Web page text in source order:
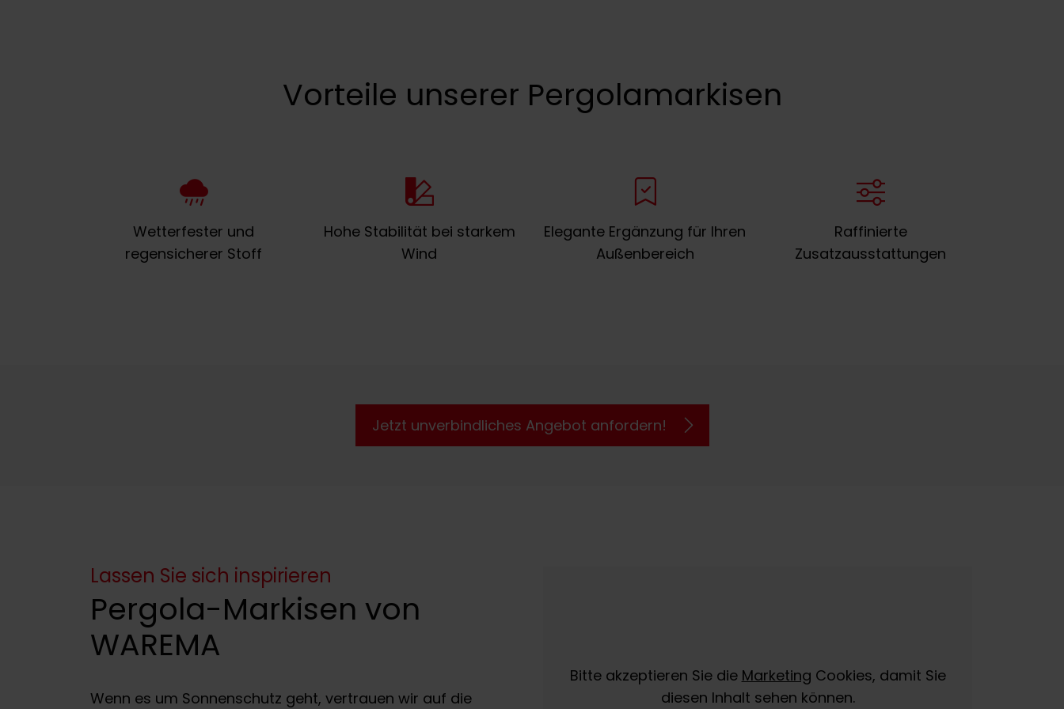
Vorteile unserer Pergolamarkisen
Wetterfester und
regensicherer Stoff
Hohe Stabilität bei starkem
Wind
Elegante Ergänzung für Ihren
Außenbereich
Raffinierte
Zusatzausstattungen
Jetzt unverbindliches Angebot anfordern!
Bitte akzeptieren Sie die Marketing Cookies, damit Sie
diesen Inhalt sehen können.
Lassen Sie sich inspirieren
Pergola-Markisen von
WAREMA
Wenn es um Sonnenschutz geht, vertrauen wir auf die